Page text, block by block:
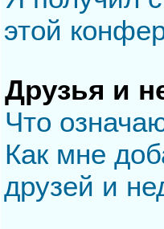
этой
Друзья и
Что
Как мне
друзей и